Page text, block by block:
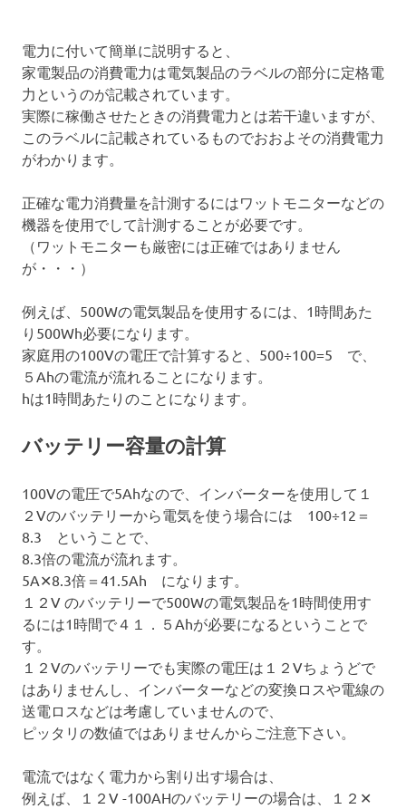
電力に付いて簡単に説明すると、
家電製品の消費電力は電気製品のラベルの部分に定格電
力というのが記載されています。
実際に稼働させたときの消費電力とは若干違いますが、
このラベルに記載されているものでおおよその消費電力
がわかります。
正確な電力消費量を計測するにはワットモニターなどの
機器を使用でして計測することが必要です。
（ワットモニターも厳密には正確ではありません
が・・・）
例えば、500Wの電気製品を使用するには、1時間あた
り500Wh必要になります。
家庭用の100Vの電圧で計算すると、500÷100=5 で、
５Ahの電流が流れることになります。
hは1時間あたりのことになります。
バッテリー容量の計算
100Vの電圧で5Ahなので、インバーターを使用して１
２Vのバッテリーから電気を使う場合には 100÷12＝
8.3 ということで、
8.3倍の電流が流れます。
5A✕8.3倍＝41.5Ah になります。
１２V のバッテリーで500Wの電気製品を1時間使用す
るには1時間で４１．５Ahが必要になるということで
す。
１２Vのバッテリーでも実際の電圧は１２Vちょうどで
はありませんし、インバーターなどの変換ロスや電線の
送電ロスなどは考慮していませんので、
ピッタリの数値ではありませんからご注意下さい。
電流ではなく電力から割り出す場合は、
例えば、１２V -100AHのバッテリーの場合は、１２✕